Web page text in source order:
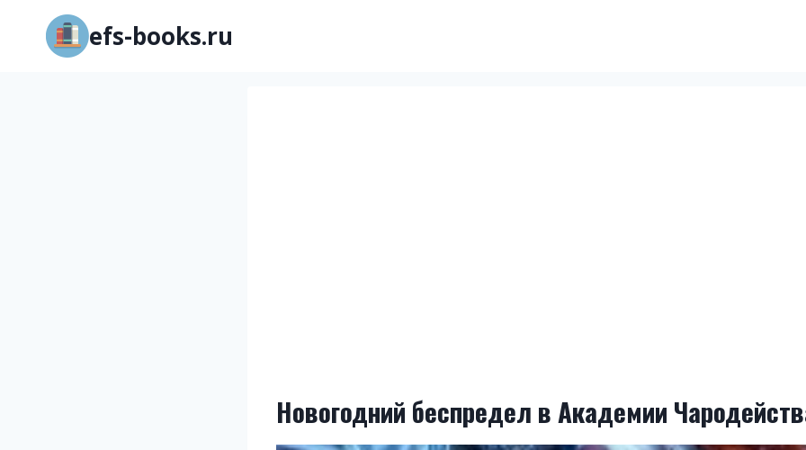
Перейти
содержимому
efs-books.ru
Новогодний беспредел в Академии